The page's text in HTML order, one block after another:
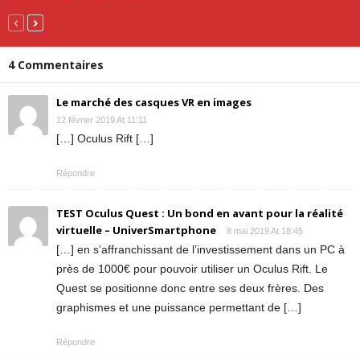
4 Commentaires
Le marché des casques VR en images
12 février 2019 At 11:11
[…] Oculus Rift […]
Répondre
TEST Oculus Quest : Un bond en avant pour la réalité
virtuelle – UniverSmartphone
8 mai 2019 At 18:45
[…] en s’affranchissant de l’investissement dans un PC à
près de 1000€ pour pouvoir utiliser un Oculus Rift. Le
Quest se positionne donc entre ses deux frères. Des
graphismes et une puissance permettant de […]
Répondre